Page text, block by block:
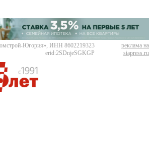
Югория», ИНН 8602219323
erid:2SDnjeSGKGP
реклама на
siapress.ru